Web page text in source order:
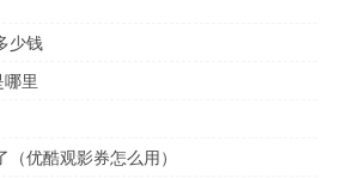
少钱
里
优酷观影券怎么用）